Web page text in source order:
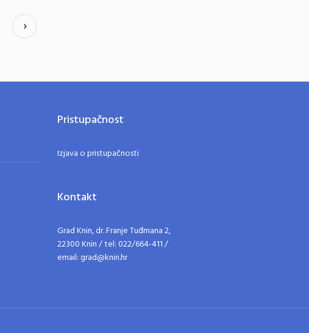
Pristupačnost
Izjava o pristupačnosti
Kontakt
Grad Knin, dr. Franje Tuđmana 2,
22300 Knin / tel: 022/664-411 /
email: grad@knin.hr